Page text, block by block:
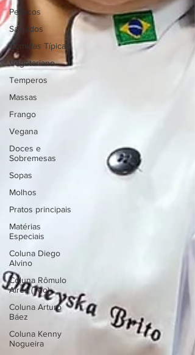
Petiscos
Salgados
Comidas Típicas
Vegetariano
Temperos
Massas
Frango
Vegana
Doces e
Sobremesas
Sopas
Molhos
Pratos principais
Matérias
Especiais
Coluna Diego
Alvino
Coluna Rômulo
Aires (Téo)
Coluna Arturo
Báez
Coluna Kenny
Nogueira